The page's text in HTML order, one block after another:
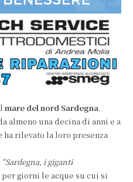
mare del nord Sardegna.
almeno una decina di anni e a
ha rilevato la loro presenza
i giganti
per giorni le acque su cui si